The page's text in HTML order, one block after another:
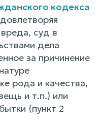
кодекса
суд в
дела
за причинение
рода и качества,
и т.п.) или
(пункт 2